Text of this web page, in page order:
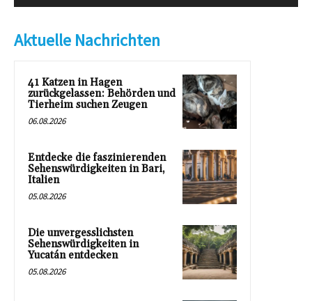
Aktuelle Nachrichten
41 Katzen in Hagen
zurückgelassen: Behörden und
Tierheim suchen Zeugen
06.08.2026
Entdecke die faszinierenden
Sehenswürdigkeiten in Bari,
Italien
05.08.2026
Die unvergesslichsten
Sehenswürdigkeiten in
Yucatán entdecken
05.08.2026